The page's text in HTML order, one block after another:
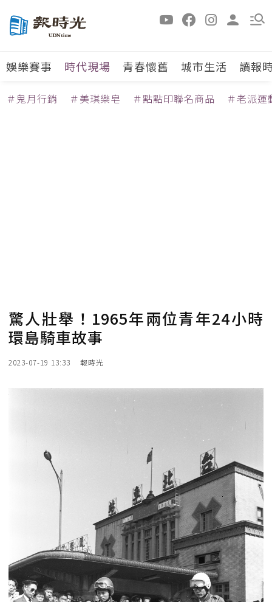
娛樂賽事 時代現場 青春懷舊 城市生活 讀報
＃鬼月行銷 ＃美琪樂皂 ＃點點印聯名商品 ＃老派運
驚人壯舉！1965年兩位青年24小時
環島騎車故事
2023-07-19 13:33 報時光